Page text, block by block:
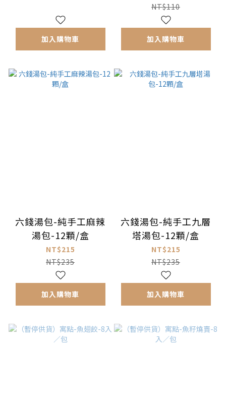
加入購物車
NT$110
加入購物車
六錢湯包-純手工麻辣
湯包-12顆/盒
NT$215
NT$235
加入購物車
六錢湯包-純手工九層
塔湯包-12顆/盒
NT$215
NT$235
加入購物車